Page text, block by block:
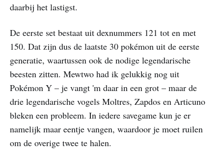
daarbij het lastigst.
De eerste set bestaat uit dexnummers 121 tot en met
150. Dat zijn dus de laatste 30 pokémon uit de eerste
generatie, waartussen ook de nodige legendarische
beesten zitten. Mewtwo had ik gelukkig nog uit
Pokémon Y – je vangt 'm daar in een grot – maar de
drie legendarische vogels Moltres, Zapdos en Articuno
bleken een probleem. In iedere savegame kun je er
namelijk maar eentje vangen, waardoor je moet ruilen
om de overige twee te halen.